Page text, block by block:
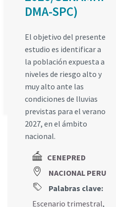
DMA-SPC)
El objetivo del presente
estudio es identificar a
la población expuesta a
niveles de riesgo alto y
muy alto ante las
condiciones de lluvias
previstas para el verano
2027, en el ámbito
nacional.
CENEPRED
NACIONAL PERU
Palabras clave:
Escenario trimestral,